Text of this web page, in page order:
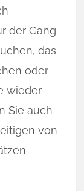
der Gang
das
oder
wieder
Sie auch
von